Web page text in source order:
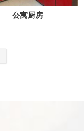
公寓厨房